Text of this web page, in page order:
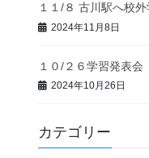
１１/８ 古川駅へ校外
2024年11月8日
１０/２６学習発表会
2024年10月26日
カテゴリー